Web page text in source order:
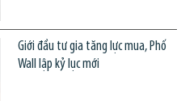
Giới đầu tư gia tăng lực mua, Phố
Wall lập kỷ lục mới